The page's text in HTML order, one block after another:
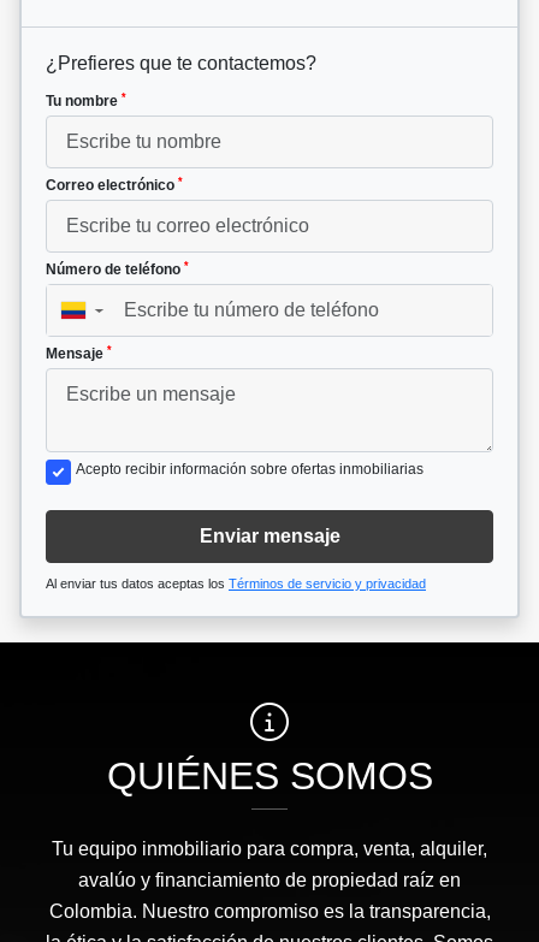
¿Prefieres que te contactemos?
Tu nombre *
Correo electrónico *
Número de teléfono *
▼
Mensaje *
Acepto recibir información sobre ofertas inmobiliarias
Enviar mensaje
Al enviar tus datos aceptas los Términos de servicio y privacidad
QUIÉNES SOMOS
Tu equipo inmobiliario para compra, venta, alquiler,
avalúo y financiamiento de propiedad raíz en
Colombia. Nuestro compromiso es la transparencia,